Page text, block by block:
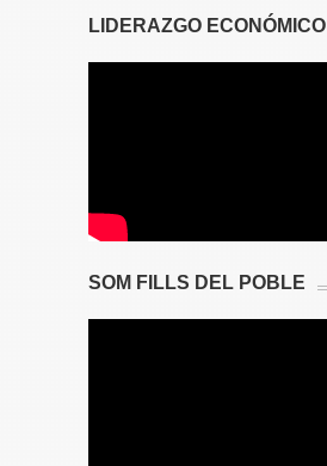
LIDERAZGO ECONÓMICO
SOM FILLS DEL POBLE